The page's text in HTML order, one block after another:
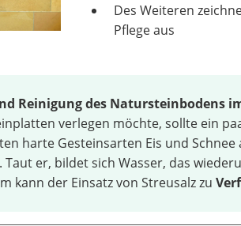
Des Weiteren
Pflege aus
Reinigung des Natursteinbodens
verlegen möchte, sollte ein
harte Gesteinsarten Eis und
. Taut er, bildet sich Wasser, das
kann der Einsatz von Streusalz zu